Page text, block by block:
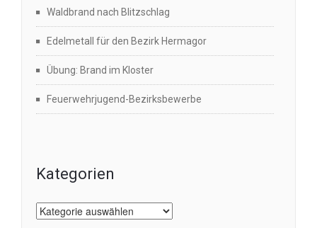
Waldbrand nach Blitzschlag
Edelmetall für den Bezirk Hermagor
Übung: Brand im Kloster
Feuerwehrjugend-Bezirksbewerbe
Kategorien
Kategorien